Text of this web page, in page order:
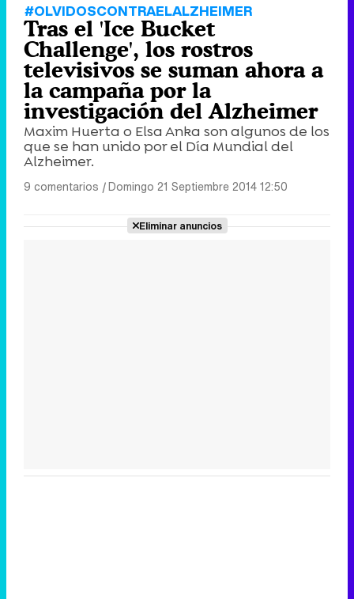
#OLVIDOSCONTRAELALZHEIMER
Tras el 'Ice Bucket
Challenge', los rostros
televisivos se suman ahora a
la campaña por la
investigación del Alzheimer
Maxim Huerta o Elsa Anka son algunos de los
que se han unido por el Día Mundial del
Alzheimer.
9 comentarios |Domingo 21 Septiembre 2014 12:50
Eliminar anuncios